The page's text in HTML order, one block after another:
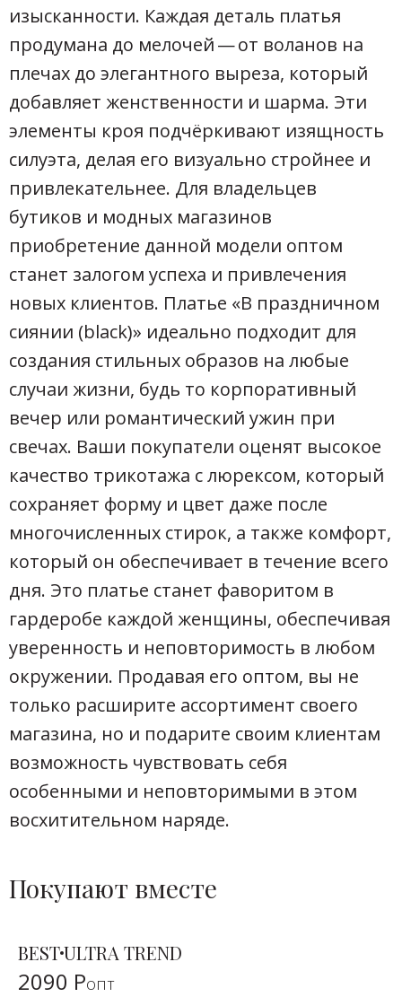
изысканности. Каждая деталь платья
продумана до мелочей — от воланов на
плечах до элегантного выреза, который
добавляет женственности и шарма. Эти
элементы кроя подчёркивают изящность
силуэта, делая его визуально стройнее и
привлекательнее. Для владельцев
бутиков и модных магазинов
приобретение данной модели оптом
станет залогом успеха и привлечения
новых клиентов. Платье «В праздничном
сиянии (black)» идеально подходит для
создания стильных образов на любые
случаи жизни, будь то корпоративный
вечер или романтический ужин при
свечах. Ваши покупатели оценят высокое
качество трикотажа с люрексом, который
сохраняет форму и цвет даже после
многочисленных стирок, а также комфорт,
который он обеспечивает в течение всего
дня. Это платье станет фаворитом в
гардеробе каждой женщины, обеспечивая
уверенность и неповторимость в любом
окружении. Продавая его оптом, вы не
только расширите ассортимент своего
магазина, но и подарите своим клиентам
возможность чувствовать себя
особенными и неповторимыми в этом
восхитительном наряде.
Покупают вместе
BESTULTRA TREND
2090 Ропт